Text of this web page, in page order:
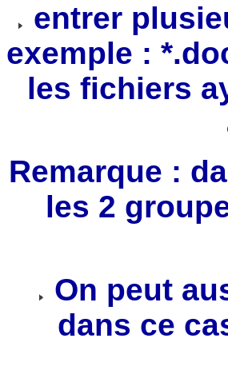
entrer
exemple :
les fichiers
Remarque :
les 2
On peut
dans ce